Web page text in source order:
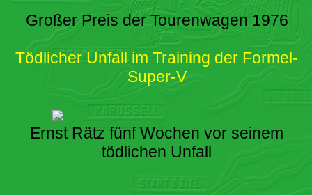
Großer Preis der Tourenwagen 1976
Tödlicher Unfall im Training der Formel-
Super-V
Ernst Rätz fünf Wochen vor seinem
tödlichen Unfall